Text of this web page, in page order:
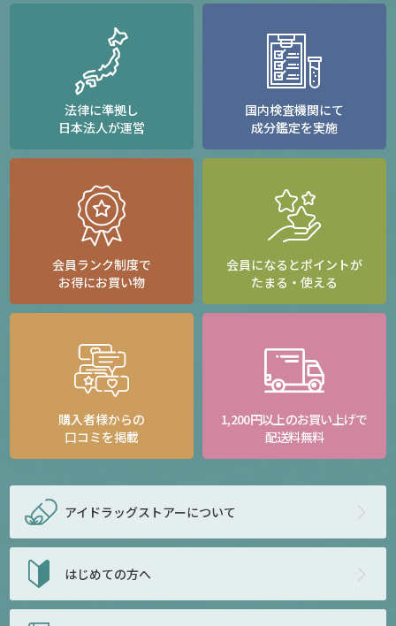
法律に準拠し
日本法人が運営
国内検査機関にて
成分鑑定を実施
会員ランク制度で
お得にお買い物
会員になるとポイントが
たまる・使える
購入者様からの
口コミを掲載
1,200円以上のお買い上げで
配送料無料
アイドラッグストアーについて
はじめての方へ